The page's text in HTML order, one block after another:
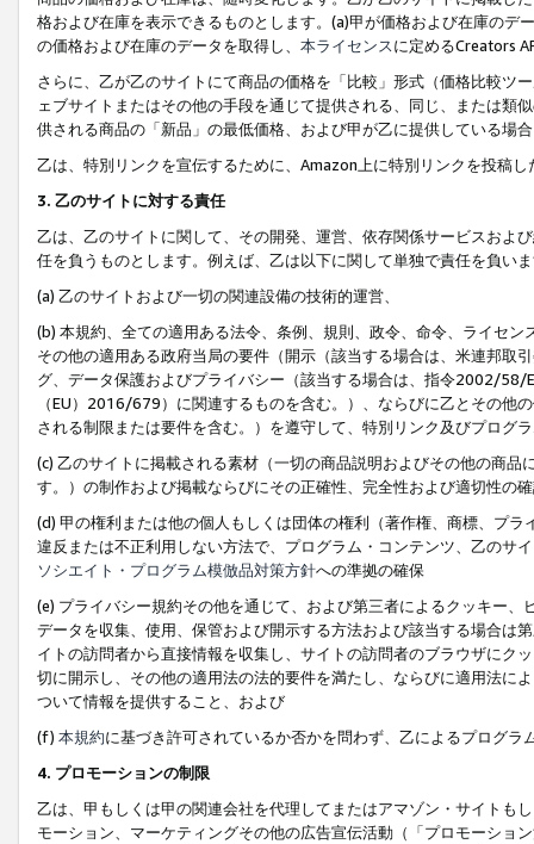
格および在庫を表示できるものとします。(a)甲が価格および在庫の
の価格および在庫のデータを取得し、 本ライセンスに定めるCreators
さらに、乙が乙のサイトにて商品の価格を「比較」形式（価格比較ツ
ェブサイトまたはその他の手段を通じて提供される、同じ、または類
供される商品の「新品」の最低価格、および甲が乙に提供している場
乙は、特別リンクを宣伝するために、Amazon上に特別リンクを投稿
3. 乙のサイトに対する責任
乙は、乙のサイトに関して、その開発、運営、依存関係サービスおよ
任を負うものとします。例えば、乙は以下に関して単独で責任を負い
(a) 乙のサイトおよび一切の関連設備の技術的運営、
(b) 本規約、全ての適用ある法令、条例、規則、政令、命令、ライセ
その他の適用ある政府当局の要件（開示（該当する場合は、米連邦取
グ、データ保護およびプライバシー（該当する場合は、指令2002/58/
（EU）2016/679）に関連するものを含む。）、ならびに乙とその他
される制限または要件を含む。）を遵守して、特別リンク及びプログ
(c) 乙のサイトに掲載される素材（一切の商品説明およびその他の商
す。）の制作および掲載ならびにその正確性、完全性および適切性の
(d) 甲の権利または他の個人もしくは団体の権利（著作権、商標、プ
違反または不正利用しない方法で、プログラム・コンテンツ、乙のサ
ソシエイト・プログラム模倣品対策方針への準拠の確保
(e) プライバシー規約その他を通じて、および第三者によるクッキー
データを収集、使用、保管および開示する方法および該当する場合は
イトの訪問者から直接情報を収集し、サイトの訪問者のブラウザにク
切に開示し、その他の適用法の法的要件を満たし、ならびに適用法に
ついて情報を提供すること、および
(f) 本規約に基づき許可されているか否かを問わず、乙によるプログ
4. プロモーションの制限
乙は、甲もしくは甲の関連会社を代理してまたはアマゾン・サイトも
モーション、マーケティングその他の広告宣伝活動（「プロモーショ